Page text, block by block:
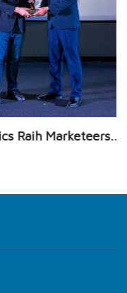
Marketeers...